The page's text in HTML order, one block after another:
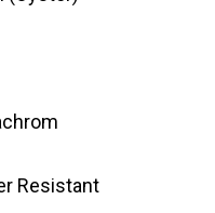
Resistant